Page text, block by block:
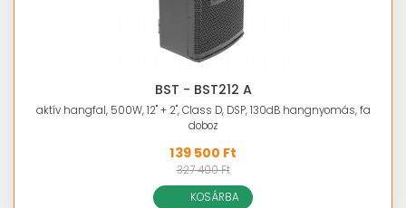
BST - BST212 A
aktív hangfal, 500W, 12" + 2", Class D, DSP, 130dB hangnyomás, fa
doboz
139 500 Ft
327 400 Ft
KOSÁRBA